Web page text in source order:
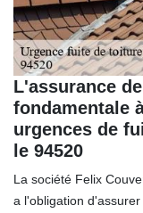
L'assurance
fondamentale
urgences de
le 94520
La société Felix
a l'obligation